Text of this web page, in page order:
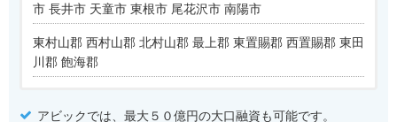
市 長井市 天童市 東根市 尾花沢市 南陽市
東村山郡 西村山郡 北村山郡 最上郡 東置賜郡 西置賜郡 東田
川郡 飽海郡
アビックでは、最大５０億円の大口融資も可能です。